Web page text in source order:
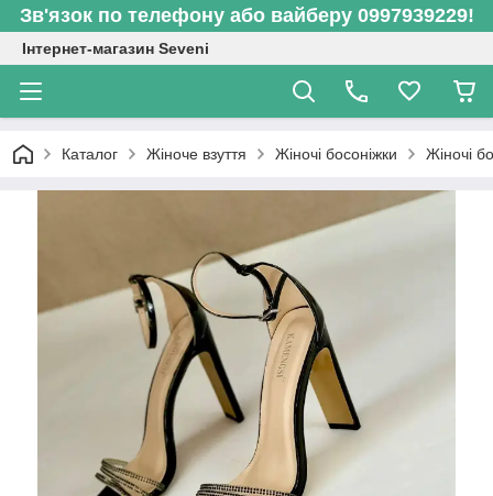
Зв'язок по телефону або вайберу 0997939229!
Інтернет-магазин Seveni
Каталог Жіноче взуття Жіночі босоніжки Жіночі